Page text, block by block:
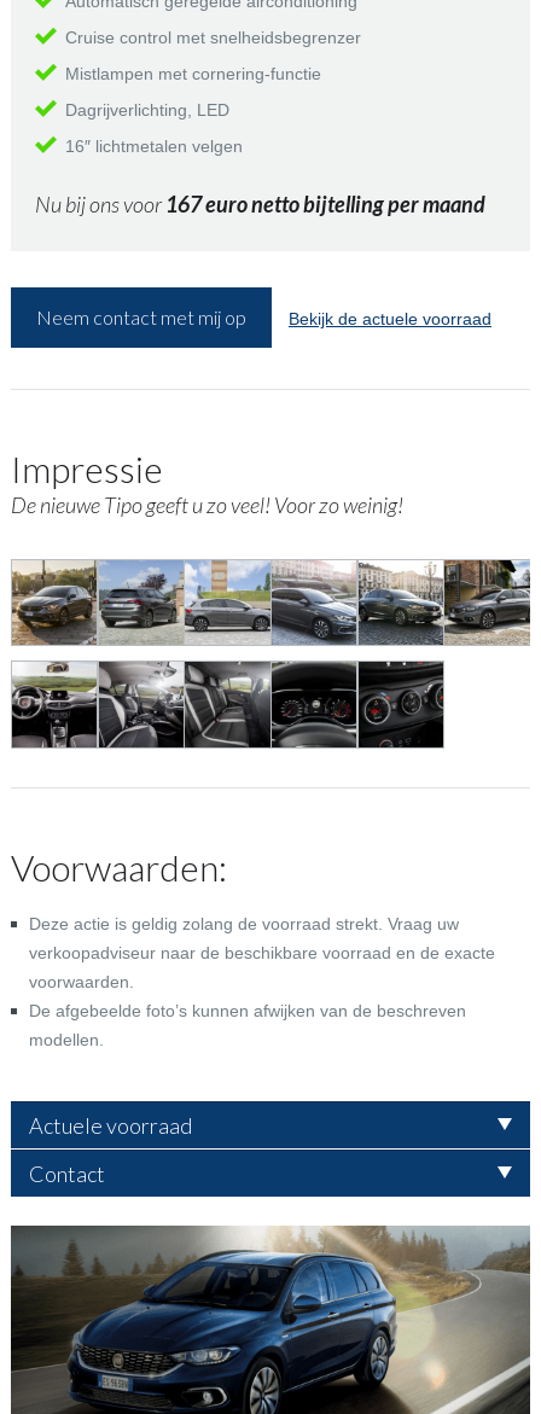
Cruise control met snelheidsbegrenzer
Mistlampen met cornering-functie
Dagrijverlichting, LED
16″ lichtmetalen velgen
Nu bij ons voor 167 euro netto bijtelling per maand
Neem contact met mij op Bekijk de actuele voorraad
Impressie
De nieuwe Tipo geeft u zo veel! Voor zo weinig!
Voorwaarden:
Deze actie is geldig zolang de voorraad strekt. Vraag uw
verkoopadviseur naar de beschikbare voorraad en de exacte
voorwaarden.
De afgebeelde foto’s kunnen afwijken van de beschreven
modellen.
Actuele voorraad
Contact